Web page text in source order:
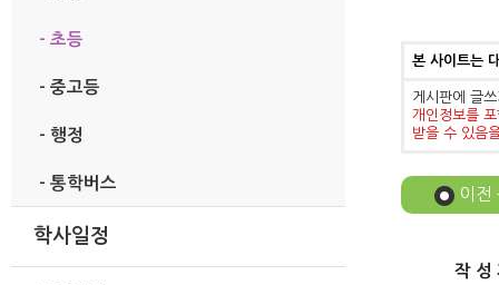
- 초등
- 중고등
- 행정
- 통학버스
학사일정
본 사이트는
게시판에 글
개인정보를
받을 수 있음
이전
작 성